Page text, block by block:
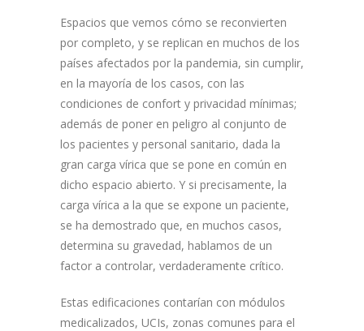
Espacios que vemos cómo se reconvierten
por completo, y se replican en muchos de los
países afectados por la pandemia, sin cumplir,
en la mayoría de los casos, con las
condiciones de confort y privacidad mínimas;
además de poner en peligro al conjunto de
los pacientes y personal sanitario, dada la
gran carga vírica que se pone en común en
dicho espacio abierto. Y si precisamente, la
carga vírica a la que se expone un paciente,
se ha demostrado que, en muchos casos,
determina su gravedad, hablamos de un
factor a controlar, verdaderamente crítico.
Estas edificaciones contarían con módulos
medicalizados, UCIs, zonas comunes para el